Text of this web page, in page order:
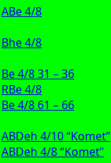
ABe 4/8
Bhe 4/8
Be 4/8 31 – 36
RBe 4/8
Be 4/8 61 – 66
ABDeh 4/10 “Komet”
ABDeh 4/8 “Komet”